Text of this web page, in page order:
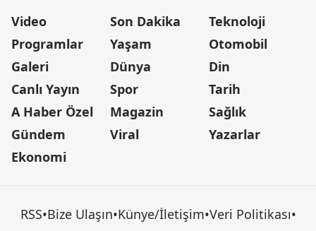
Video
Programlar
Galeri
Canlı Yayın
A Haber Özel
Gündem
Ekonomi
Son Dakika
Yaşam
Dünya
Spor
Magazin
Viral
Teknoloji
Otomobil
Din
Tarih
Sağlık
Yazarlar
RSS•Bize Ulaşın•Künye/İletişim•Veri Politikası•